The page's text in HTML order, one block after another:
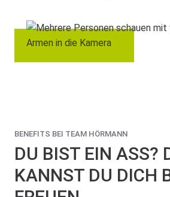
BENEFITS BEI TEAM HÖRMANN
DU BIST EIN ASS?
KANNST DU DICH